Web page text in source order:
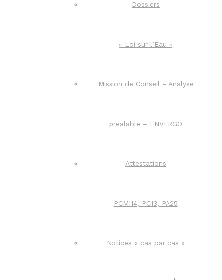
Dossiers
« Loi sur l’Eau »
Mission de Conseil – Analyse
préalable – ENVERGO
Attestations
PCMI14, PC13, PA25
Notices « cas par cas »